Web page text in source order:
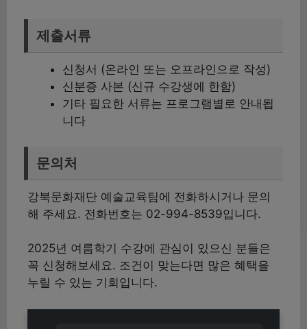
제출서류
신청서 (온라인 또는 오프라인으로 작성)
신분증 사본 (신규 수강생에 한함)
기타 필요한 서류는 프로그램별로 안내됩
니다
문의처
강북문화재단 예술교육팀에 전화하시거나 문의
해 주세요. 전화번호는 02-994-8539입니다.
2025년 여름학기 수강에 관심이 있으신 분들은
꼭 신청해보세요. 조건이 맞는다면 많은 혜택을
누릴 수 있는 기회입니다.